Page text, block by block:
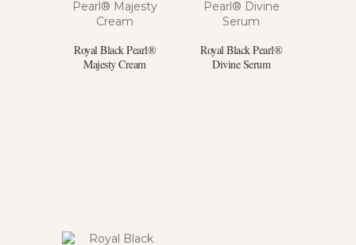
Royal Black Pearl®
Majesty Cream
Royal Black Pearl®
Divine Serum